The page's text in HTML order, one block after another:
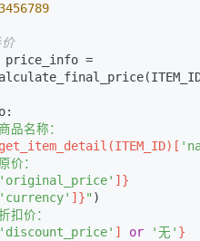
=
品名称：
价：
'original_price' ]}
'currency' ]}" )
扣价：
'discount_price' ] or '无' }